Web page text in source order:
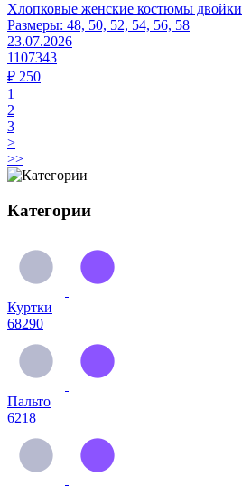
Хлопковые женские костюмы двойки
Размеры: 48, 50, 52, 54, 56, 58
23.07.2026
1107343
₽ 250
1
2
3
>
>>
Категории
Куртки
68290
Пальто
6218